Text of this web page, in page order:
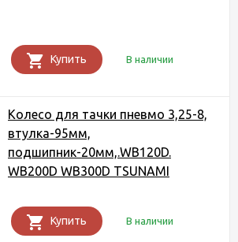
Купить В наличии
Колесо для тачки пневмо 3,25-8,
втулка-95мм,
подшипник-20мм,.WB120D.
WB200D WB300D TSUNAMI
Купить В наличии